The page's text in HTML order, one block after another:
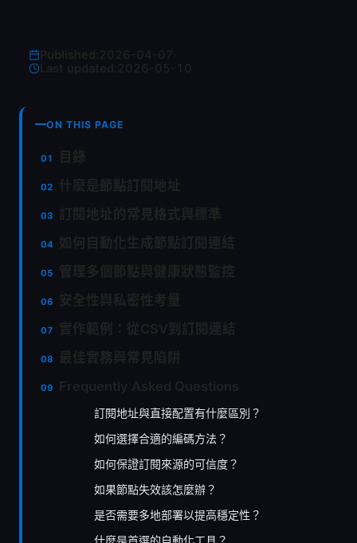
Last updated:
ON THIS PAGE
訂閱地址與直接配置有什麼區別？
如何選擇合適的編碼方法？
如何保證訂閱來源的可信度？
如果節點失效該怎麼辦？
是否需要多地部署以提高穩定性？
什麼是首選的自動化工具？